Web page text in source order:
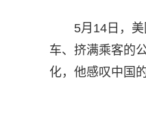
5月14日，
车、挤满乘客的
化，他感叹中国